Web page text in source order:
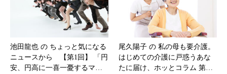
池田龍也 の ちょっと気になる
ニュースから 【第1回】 「円
安、円高に一喜一憂するマ…
尾久陽子 の 私の母も要介護。
はじめての介護に戸惑うあな
たに届け、ホッとコラム 第…